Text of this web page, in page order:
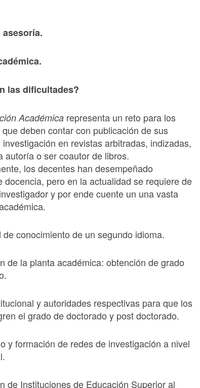
asesoría.
émica.
las dificultades?
n Académica representa un reto para los
deben contar con publicación de sus
en revistas arbitradas, indizadas,
autoría o ser coautor de libros.
los decentes han desempeñado
docencia, pero en la actualidad se requiere de
y por ende cuente un una vasta
de conocimiento de un segundo idioma.
de la planta académica: obtención de grado
y autoridades respectivas para que los
el grado de doctorado y post doctorado.
y formación de redes de investigación a nivel
de Instituciones de Educación Superior al